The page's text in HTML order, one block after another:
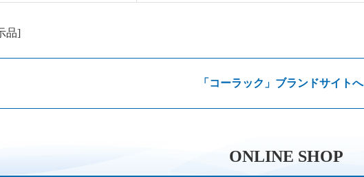
品]
「コーラック」ブランドサイトへ
ONLINE SHOP